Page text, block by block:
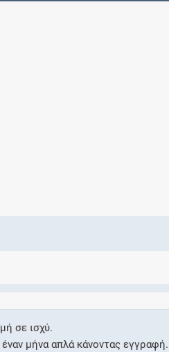
σε ισχύ.
μήνα απλά κάνοντας εγγραφή.